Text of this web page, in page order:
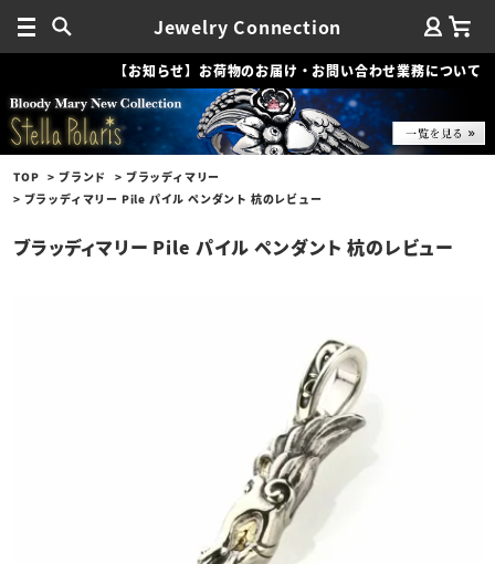
Jewelry Connection
【お知らせ】お荷物のお届け・お問い合わせ業務について
TOP ブランド
ブラッディマリー
ブラッディマリー Pile パイル ペンダント 杭のレビュー
ブラッディマリー Pile パイル ペンダント 杭のレビュー